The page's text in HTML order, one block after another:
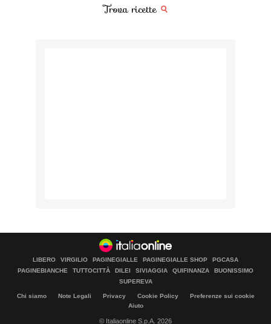
Trova ricette
LIBERO VIRGILIO PAGINEGIALLE PAGINEGIALLE SHOP
PGCASA
PAGINEBIANCHE
TUTTOCITTÀ DILEI SIVIAGGIA QUIFINANZA
BUONISSIMO
SUPEREVA
Chi siamo Note Legali Privacy Cookie Policy
Preferenze sui cookie
Aiuto
© Italiaonline S.p.A. 2026